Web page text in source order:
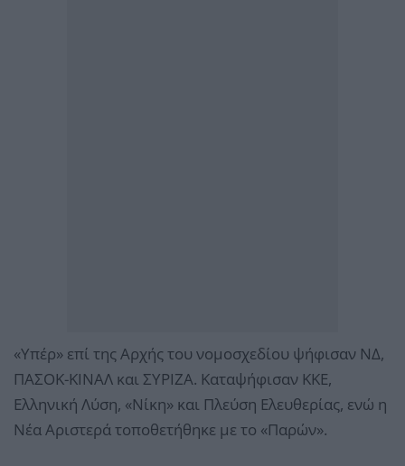
«Υπέρ» επί της Αρχής του νομοσχεδίου ψήφισαν ΝΔ,
ΠΑΣΟΚ-ΚΙΝΑΛ και ΣΥΡΙΖΑ. Καταψήφισαν ΚΚΕ,
Ελληνική Λύση, «Νίκη» και Πλεύση Ελευθερίας, ενώ η
Νέα Αριστερά τοποθετήθηκε με το «Παρών».